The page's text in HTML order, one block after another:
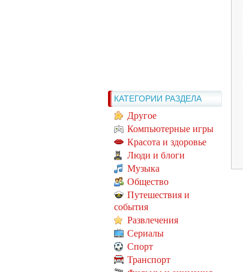
КАТЕГОРИИ РАЗДЕЛА
Другое
Компьютерные игры
Красота и здоровье
Люди и блоги
Музыка
Общество
Путешествия и
события
Развлечения
Сериалы
Спорт
Транспорт